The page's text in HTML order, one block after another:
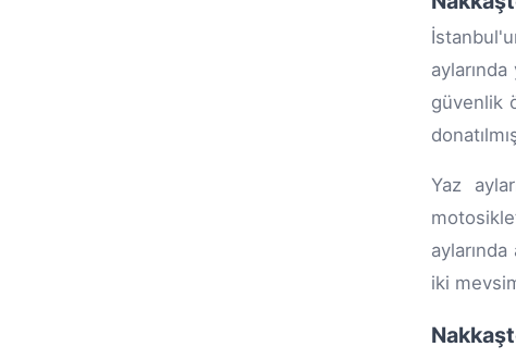
güvenlik
Yaz
iki